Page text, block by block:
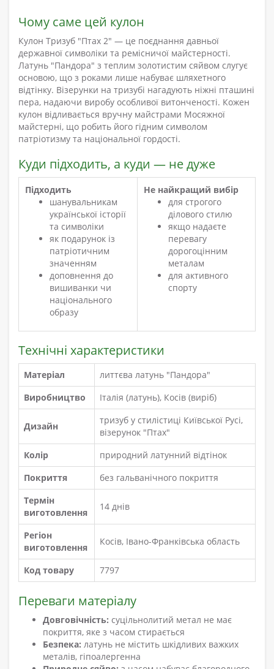
Чому саме цей кулон
Кулон Тризуб "Птах 2" — це поєднання давньої
державної символіки та ремісничої майстерності.
Латунь "Пандора" з теплим золотистим сяйвом слугує
основою, що з роками лише набуває шляхетного
відтінку. Візерунки на тризубі нагадують ніжні пташині
пера, надаючи виробу особливої витонченості. Кожен
кулон відливається вручну майстрами Мосяжної
майстерні, що робить його гідним символом
патріотизму та національної гордості.
Куди підходить, а куди — не дуже
Підходить
шанувальникам
української історії
та символіки
як подарунок із
патріотичним
значенням
доповнення до
вишиванки чи
національного
образу
Не найкращий вибір
для строгого
ділового стилю
якщо надаєте
перевагу
дорогоцінним
металам
для активного
спорту
Технічні характеристики
Матеріал
литтєва латунь "Пандора"
Виробництво
Італія (латунь), Косів (виріб)
Дизайн
тризуб у стилістиці Київської Русі,
візерунок "Птах"
Колір
природний латунний відтінок
Покриття
без гальванічного покриття
Термін
виготовлення
14 днів
Регіон
виготовлення
Косів, Івано-Франківська область
Код товару 7797
Переваги матеріалу
Довговічність: суцільнолитий метал не має
покриття, яке з часом стирається
Безпека: латунь не містить шкідливих важких
металів, гіпоалергенна